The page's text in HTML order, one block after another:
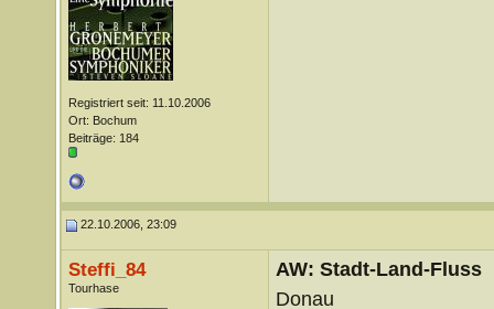
Registriert seit: 11.10.2006
Ort: Bochum
Beiträge: 184
22.10.2006, 23:09
Steffi_84
Tourhase
AW: Stadt-Land-Fluss
Donau